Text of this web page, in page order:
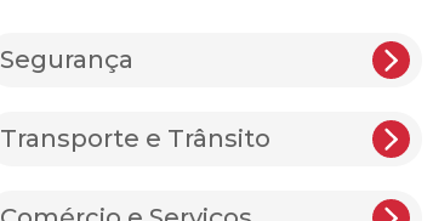
Segurança
Transporte e Trânsito